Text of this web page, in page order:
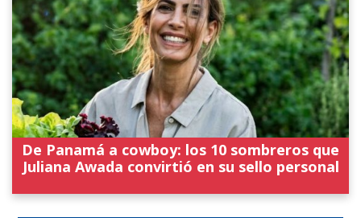
De Panamá a cowboy: los 10 sombreros que
Juliana Awada convirtió en su sello personal